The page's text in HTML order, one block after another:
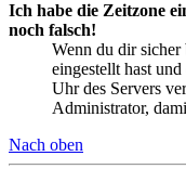
Ich habe die Zeitzone
noch falsch!
Wenn du dir
eingestellt hast
Uhr des Servers
Administrator,
Nach oben